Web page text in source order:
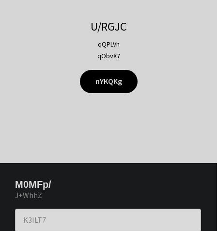
U/RGJC
qQPLVh
qObvX7
nYKQKg
M0MFp/
J+WhhZ